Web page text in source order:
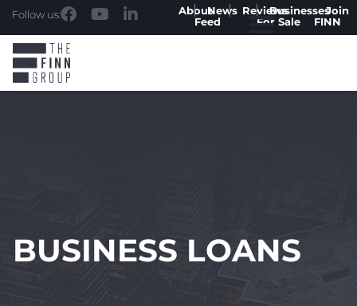
Follow us: AboutNews
Feed
ReviewsBusinesses
For Sale
Join
FINN
BUSINESS LOANS